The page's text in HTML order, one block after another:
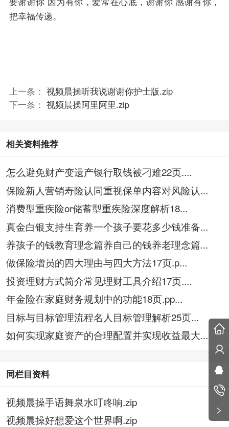
要谢谢你 因为有你，爱常在心底，谢谢你 感谢有你，
把幸福传递。
上一条： 视频晨操听我说谢谢你护士版.zip
下一条： 视频晨操阿里阿里.zip
相关资料推荐
怎么避免财产变遗产银行取钱被刁难22页....
保险新人营销寿险认同重视保单内容对风险认...
消费型重疾险or储蓄型重疾险深度解析18...
真金白银支持生育养一个孩子要花多少钱准备...
养孩子的钱教育理念篇养自己的钱养老理念篇...
做保险增员的四大理由与四大方法17页.p...
投资理财方式简介常见理财工具介绍17页....
年金险在家庭财务规划中的功能18页.pp...
目标与目标管理流程名人目标管理解析25页...
如何实现家庭资产的合理配置并实现收益最大...
同栏目资料
视频晨操手语舞泉水叮咚响.zip
视频晨操好想爱这个世界啊.zip